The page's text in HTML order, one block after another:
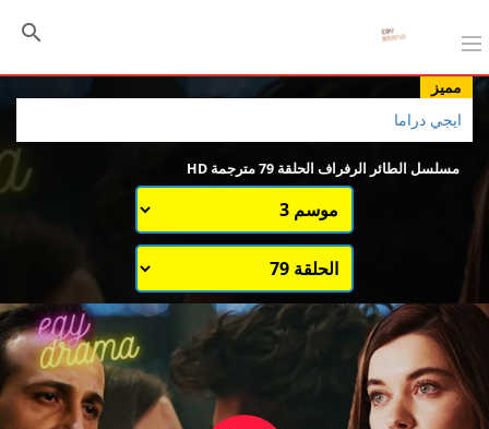
مميز
ايجي دراما
مسلسل الطائر الرفراف الحلقة 79 مترجمة HD
اختيار الموسم
قائمة حلقات الموسم 1
قائمة حلقات الموسم 3